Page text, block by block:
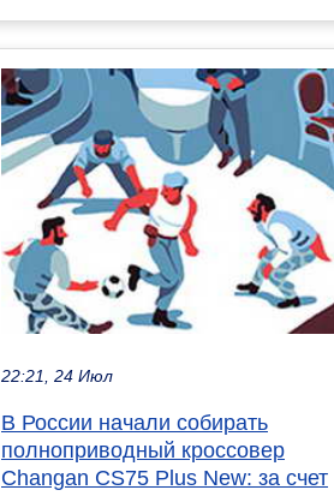
22:21, 24 Июл
В России начали собирать
полноприводный кроссовер
Changan CS75 Plus New: за счет